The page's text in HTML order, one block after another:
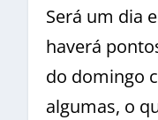
Será um dia
haverá
do domingo
algumas, o